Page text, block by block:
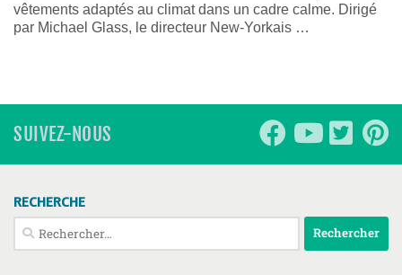
vêtements adaptés au climat dans un cadre calme. Dirigé
par Michael Glass, le directeur New-Yorkais …
SUIVEZ-NOUS
RECHERCHE
Rechercher :